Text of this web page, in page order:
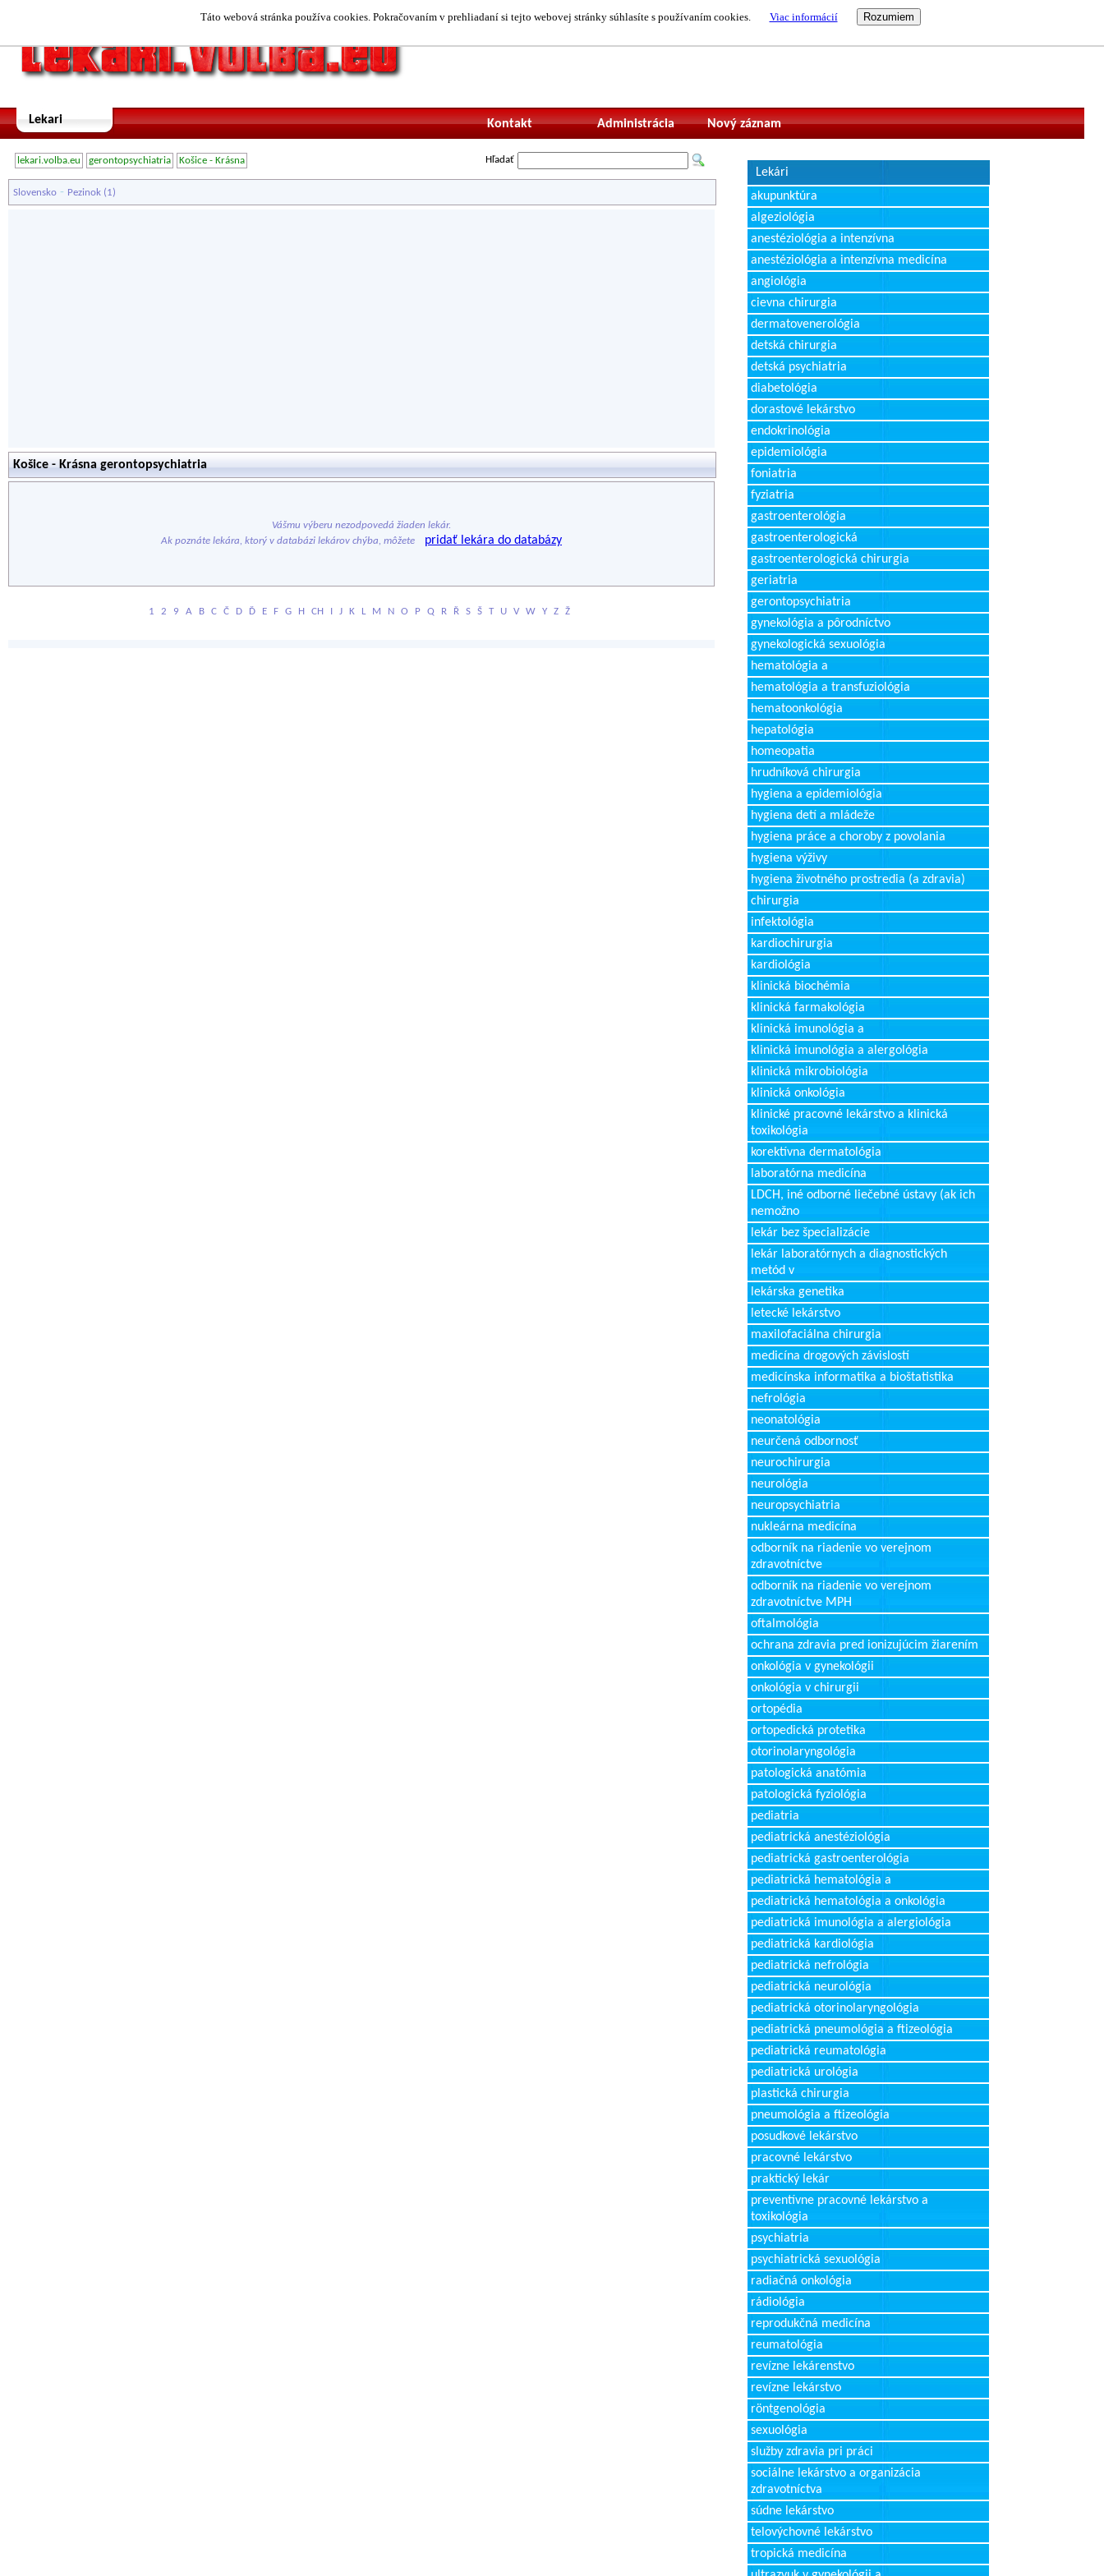
Táto webová stránka používa cookies. Pokračovaním v prehliadaní si tejto webovej stránky súhlasíte s používaním cookies. Viac informácií
Lekari Nový záznam
Administrácia
Kontakt
lekari.volba.eu gerontopsychiatria Košice - Krásna Hľadať
Slovensko - Pezinok (1)
Košice - Krásna gerontopsychiatria
Vášmu výberu nezodpovedá žiaden lekár.
Ak poznáte lekára, ktorý v databázi lekárov chýba, môžete
pridať lekára do databázy
1 2 9 A B C Č D Ď E F G H CH I J K L M N O P Q R Ř S Š T U V W Y Z Ž
Lekári
akupunktúra
algeziológia
anestéziológia a intenzívna
anestéziológia a intenzívna medicína
angiológia
cievna chirurgia
dermatovenerológia
detská chirurgia
detská psychiatria
diabetológia
dorastové lekárstvo
endokrinológia
epidemiológia
foniatria
fyziatria
gastroenterológia
gastroenterologická
gastroenterologická chirurgia
geriatria
gerontopsychiatria
gynekológia a pôrodníctvo
gynekologická sexuológia
hematológia a
hematológia a transfuziológia
hematoonkológia
hepatológia
homeopatia
hrudníková chirurgia
hygiena a epidemiológia
hygiena detí a mládeže
hygiena práce a choroby z povolania
hygiena výživy
hygiena životného prostredia (a zdravia)
chirurgia
infektológia
kardiochirurgia
kardiológia
klinická biochémia
klinická farmakológia
klinická imunológia a
klinická imunológia a alergológia
klinická mikrobiológia
klinická onkológia
klinické pracovné lekárstvo a klinická
toxikológia
korektívna dermatológia
laboratórna medicína
LDCH, iné odborné liečebné ústavy (ak ich
nemožno
lekár bez špecializácie
lekár laboratórnych a diagnostických
metód v
lekárska genetika
letecké lekárstvo
maxilofaciálna chirurgia
medicína drogových závislostí
medicínska informatika a bioštatistika
nefrológia
neonatológia
neurčená odbornosť
neurochirurgia
neurológia
neuropsychiatria
nukleárna medicína
odborník na riadenie vo verejnom
zdravotníctve
odborník na riadenie vo verejnom
zdravotníctve MPH
oftalmológia
ochrana zdravia pred ionizujúcim žiarením
onkológia v gynekológii
onkológia v chirurgii
ortopédia
ortopedická protetika
otorinolaryngológia
patologická anatómia
patologická fyziológia
pediatria
pediatrická anestéziológia
pediatrická gastroenterológia
pediatrická hematológia a
pediatrická hematológia a onkológia
pediatrická imunológia a alergiológia
pediatrická kardiológia
pediatrická nefrológia
pediatrická neurológia
pediatrická otorinolaryngológia
pediatrická pneumológia a ftizeológia
pediatrická reumatológia
pediatrická urológia
plastická chirurgia
pneumológia a ftizeológia
posudkové lekárstvo
pracovné lekárstvo
praktický lekár
preventívne pracovné lekárstvo a
toxikológia
psychiatria
psychiatrická sexuológia
radiačná onkológia
rádiológia
reprodukčná medicína
reumatológia
revízne lekárenstvo
revízne lekárstvo
röntgenológia
sexuológia
služby zdravia pri práci
sociálne lekárstvo a organizácia
zdravotníctva
súdne lekárstvo
telovýchovné lekárstvo
tropická medicína